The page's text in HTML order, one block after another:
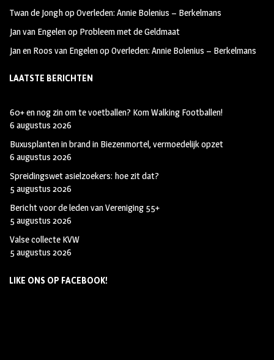
Twan de JonghopOverleden: Annie Bolenius – Berkelmans
Jan van Engelenop Probleem met de Geldmaat
Jan en Roos van EngelenopOverleden: Annie Bolenius – Berkelmans
LAATSTE BERICHTEN
60+ en nog zin om te voetballen? Kom Walking Footballen!
6 augustus 2026
Buxusplanten in brand in Biezenmortel, vermoedelijk opzet
6 augustus 2026
Spreidingswet asielzoekers: hoe zit dat?
5 augustus 2026
Bericht voor de leden van Vereniging 55+
5 augustus 2026
Valse collecte KVW
5 augustus 2026
LIKE ONS OP FACEBOOK!